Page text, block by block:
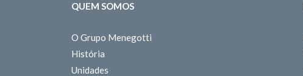
QUEM SOMOS
O Grupo Menegotti
História
Unidades